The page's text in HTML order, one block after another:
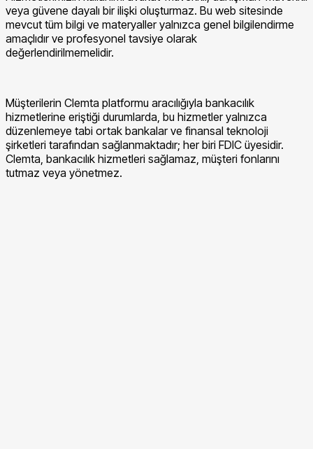
veya güvene dayalı bir ilişki oluşturmaz. Bu web sitesinde
mevcut tüm bilgi ve materyaller yalnızca genel bilgilendirme
amaçlıdır ve profesyonel tavsiye olarak
değerlendirilmemelidir.
Müşterilerin Clemta platformu aracılığıyla bankacılık
hizmetlerine eriştiği durumlarda, bu hizmetler yalnızca
düzenlemeye tabi ortak bankalar ve finansal teknoloji
şirketleri tarafından sağlanmaktadır; her biri FDIC üyesidir.
Clemta, bankacılık hizmetleri sağlamaz, müşteri fonlarını
tutmaz veya yönetmez.